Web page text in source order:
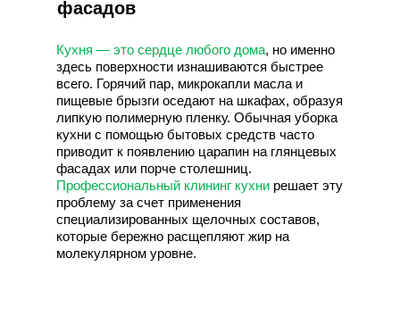
Кухня — это сердце любого дома, но именно
здесь поверхности изнашиваются быстрее
всего. Горячий пар, микрокапли масла и
пищевые брызги оседают на шкафах, образуя
липкую полимерную пленку. Обычная уборка
кухни с помощью бытовых средств часто
приводит к появлению царапин на глянцевых
фасадах или порче столешниц.
Профессиональный клининг кухни решает эту
проблему за счет применения
специализированных щелочных составов,
которые бережно расщепляют жир на
молекулярном уровне.
фасадов